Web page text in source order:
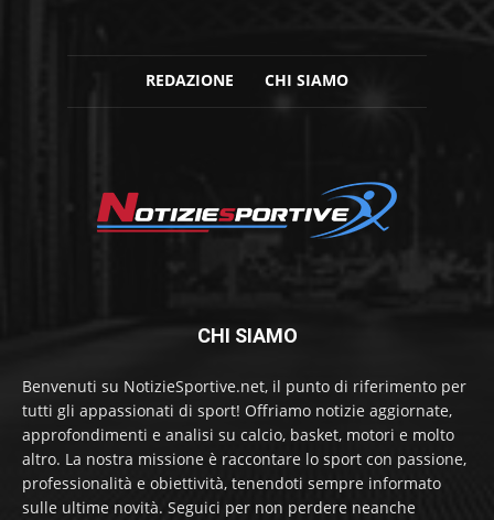
REDAZIONE CHI SIAMO
CHI SIAMO
Benvenuti su NotizieSportive.net, il punto di riferimento per
tutti gli appassionati di sport! Offriamo notizie aggiornate,
approfondimenti e analisi su calcio, basket, motori e molto
altro. La nostra missione è raccontare lo sport con passione,
professionalità e obiettività, tenendoti sempre informato
sulle ultime novità. Seguici per non perdere neanche